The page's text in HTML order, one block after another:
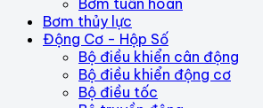
Bơm thủy lực
Động Cơ - Hộp Số
Bộ điều khiển cân động
Bộ điều khiển động cơ
Bộ điều tốc